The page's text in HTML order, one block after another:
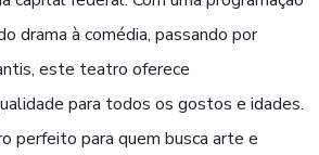
drama à comédia, passando por
este teatro oferece
para todos os gostos e idades.
perfeito para quem busca arte e